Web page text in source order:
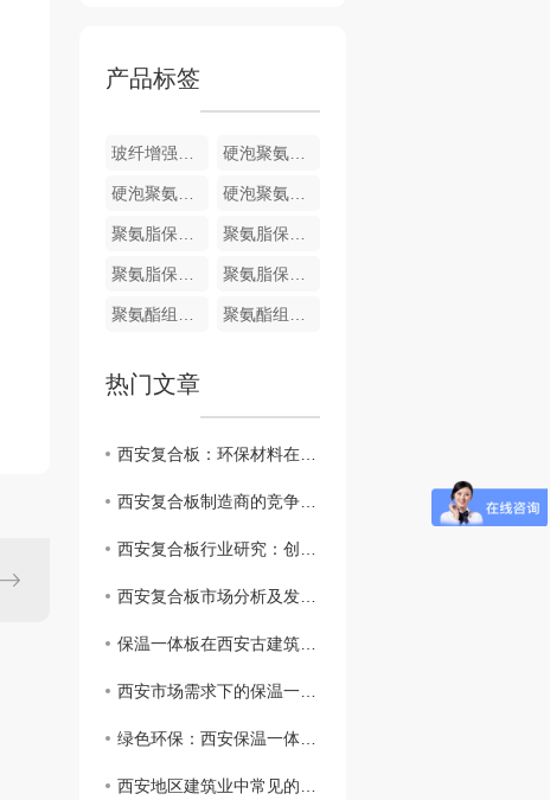
产品标签
玻纤增强聚氨酯节能门窗 硬泡聚氨酯复合浅荔枝面陶瓷薄板保温装饰一体板
硬泡聚氨酯复合哑光面陶瓷薄板保温装饰一体板 硬泡聚氨酯陶瓷薄板一体板
聚氨脂保温装饰一体化板 聚氨脂保温装饰一体化板
聚氨脂保温装饰一体化板 聚氨脂保温装饰一体化板
聚氨酯组合料 聚氨酯组合料
热门文章
西安复合板：环保材料在建筑业的崭露头角
西安复合板制造商的竞争优势和挑战
西安复合板行业研究：创新技术与应用前景
西安复合板市场分析及发展趋势
保温一体板在西安古建筑修复中的应用实例分享
西安市场需求下的保温一体板生产和供应情况分析
绿色环保：西安保温一体板在建筑行业的可持续发展
西安地区建筑业中常见的保温一体板材料对比